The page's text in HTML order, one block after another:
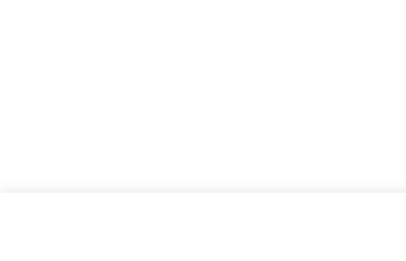
OPTEO Fondation –